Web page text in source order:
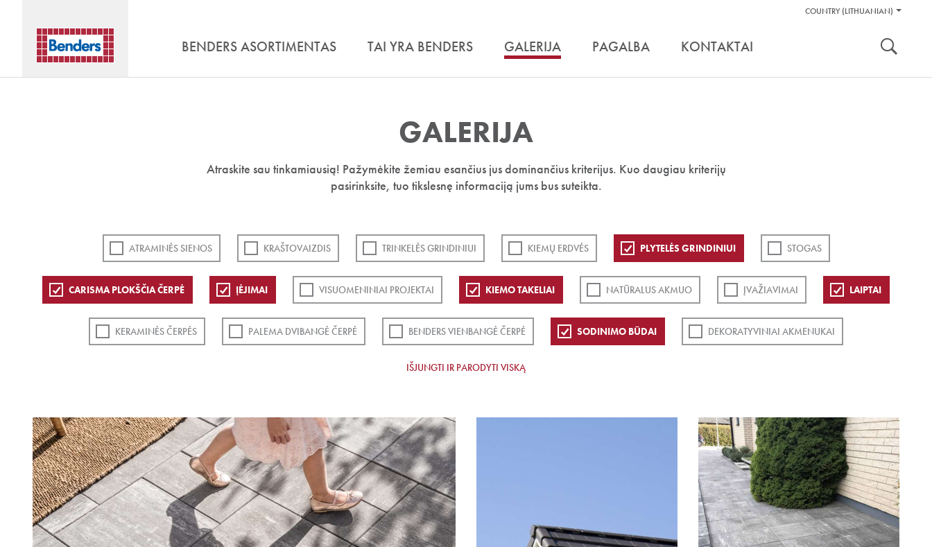
Pagalbos
COUNTRY (LITHUANIAN)
BENDERS ASORTIMENTAS TAI YRA BENDERS GALERIJA PAGALBA KONTAKTAI
GALERIJA
Atraskite sau tinkamiausią! Pažymėkite žemiau esančius jus dominančius kriterijus. Kuo daugiau kriterijų
pasirinksite, tuo tikslesnę informaciją jums bus suteikta.
ATRAMINĖS SIENOS KRAŠTOVAIZDIS TRINKELĖS GRINDINIUI KIEMŲ ERDVĖS PLYTELĖS GRINDINIUI STOGAS
CARISMA PLOKŠČIA ČERPĖ ĮĖJIMAI VISUOMENINIAI PROJEKTAI KIEMO TAKELIAI NATŪRALUS AKMUO ĮVAŽIAVIMAI LAIPTAI
KERAMINĖS ČERPĖS PALEMA DVIBANGĖ ČERPĖ BENDERS VIENBANGĖ ČERPĖ SODINIMO BŪDAI DEKORATYVINIAI AKMENUKAI
IŠJUNGTI IR PARODYTI VISKĄ